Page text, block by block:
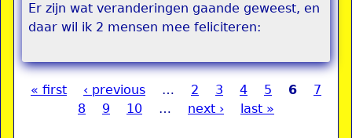
Er zijn wat veranderingen gaande geweest, en
daar wil ik 2 mensen mee feliciteren:
« first ‹ previous … 2 3 4 5 6
7
8
9 10 … next › last »